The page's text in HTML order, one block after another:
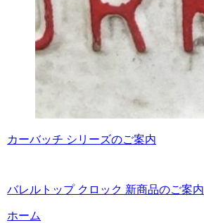
カーバッチ シリーズのご案内
バレルトップ クロック 新商品のご案内
ホーム